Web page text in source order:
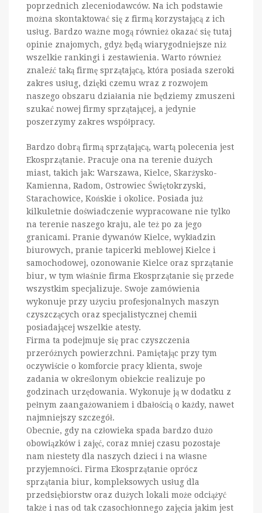
poprzednich zleceniodawców. Na ich podstawie
można skontaktować się z firmą korzystającą z ich
usług. Bardzo ważne mogą również okazać się tutaj
opinie znajomych, gdyż będą wiarygodniejsze niż
wszelkie rankingi i zestawienia. Warto również
znaleźć taką firmę sprzątającą, która posiada szeroki
zakres usług, dzięki czemu wraz z rozwojem
naszego obszaru działania nie będziemy zmuszeni
szukać nowej firmy sprzątającej, a jedynie
poszerzymy zakres współpracy.
Bardzo dobrą firmą sprzątającą, wartą polecenia jest
Ekosprzątanie. Pracuje ona na terenie dużych
miast, takich jak: Warszawa, Kielce, Skarżysko-
Kamienna, Radom, Ostrowiec Świętokrzyski,
Starachowice, Końskie i okolice. Posiada już
kilkuletnie doświadczenie wypracowane nie tylko
na terenie naszego kraju, ale też po za jego
granicami. Pranie dywanów Kielce, wykładzin
biurowych, pranie tapicerki meblowej Kielce i
samochodowej, ozonowanie Kielce oraz sprzątanie
biur, w tym właśnie firma Ekosprzątanie się przede
wszystkim specjalizuje. Swoje zamówienia
wykonuje przy użyciu profesjonalnych maszyn
czyszczących oraz specjalistycznej chemii
posiadającej wszelkie atesty.
Firma ta podejmuje się prac czyszczenia
przeróżnych powierzchni. Pamiętając przy tym
oczywiście o komforcie pracy klienta, swoje
zadania w określonym obiekcie realizuje po
godzinach urzędowania. Wykonuje ją w dodatku z
pełnym zaangażowaniem i dbałością o każdy, nawet
najmniejszy szczegół.
Obecnie, gdy na człowieka spada bardzo dużo
obowiązków i zajęć, coraz mniej czasu pozostaje
nam niestety dla naszych dzieci i na własne
przyjemności. Firma Ekosprzątanie oprócz
sprzątania biur, kompleksowych usług dla
przedsiębiorstw oraz dużych lokali może odciążyć
także i nas od tak czasochłonnego zajęcia jakim jest